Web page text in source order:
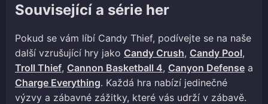
Související a série her
Pokud se vám líbí Candy Thief, podívejte se na naše
další vzrušující hry jako Candy Crush, Candy Pool,
Troll Thief, Cannon Basketball 4, Canyon Defense a
Charge Everything. Každá hra nabízí jedinečné
výzvy a zábavné zážitky, které vás udrží v zábavě.